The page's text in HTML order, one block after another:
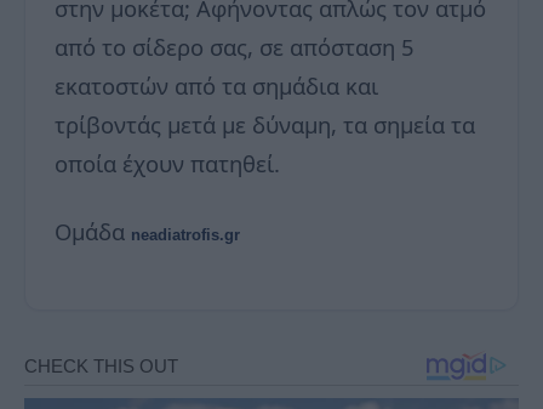
στην μοκέτα; Αφήνοντας απλώς τον ατμό
από το σίδερο σας, σε απόσταση 5
εκατοστών από τα σημάδια και
τρίβοντάς μετά με δύναμη, τα σημεία τα
οποία έχουν πατηθεί.
Ομάδα neadiatrofis.gr